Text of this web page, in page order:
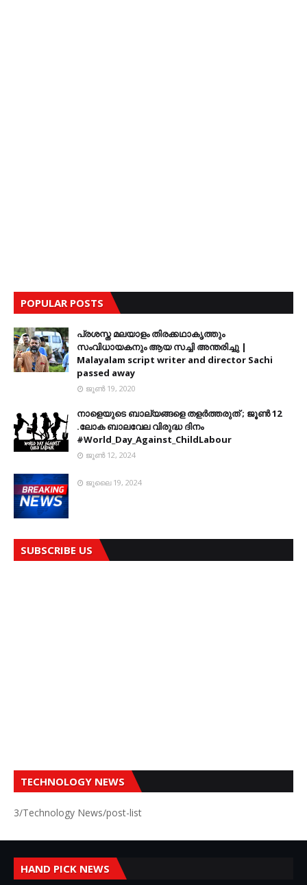
POPULAR POSTS
പ്രശസ്ത മലയാളം തിരക്കഥാകൃത്തും
സംവിധായകനും ആയ സച്ചി അന്തരിച്ചു |
Malayalam script writer and director Sachi
passed away
ജൂൺ 19, 2020
നാളെയുടെ ബാല്യങ്ങളെ തളര്‍ത്തരുത് ; ജൂണ്‍ 12
.ലോക ബാലവേല വിരുദ്ധ ദിനം
#World_Day_Against_ChildLabour
ജൂൺ 12, 2024
ജൂലൈ 19, 2024
SUBSCRIBE US
TECHNOLOGY NEWS
3/Technology News/post-list
HAND PICK NEWS